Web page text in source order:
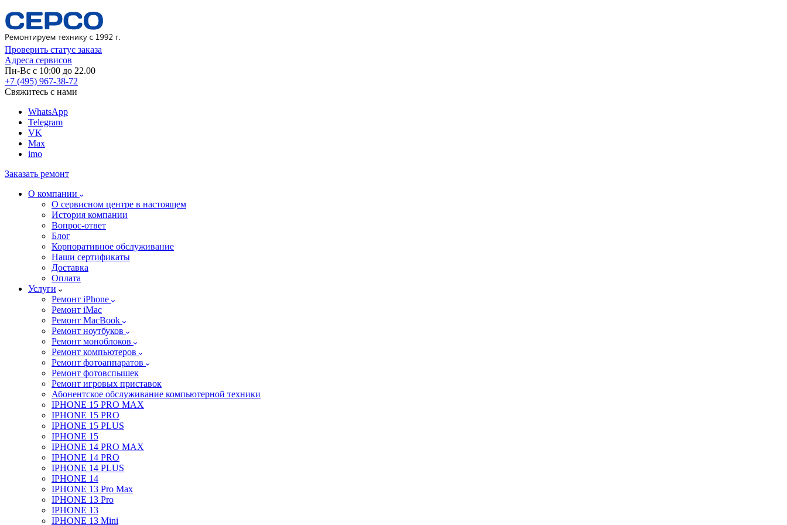
Проверить статус заказа
Адреса сервисов
Пн-Вс с 10:00 до 22.00
+7 (495) 967-38-72
Свяжитесь с нами
WhatsApp
Telegram
VK
Max
imo
Заказать ремонт
О компании
О сервисном центре в настоящем
История компании
Вопрос-ответ
Блог
Корпоративное обслуживание
Наши сертификаты
Доставка
Оплата
Услуги
Ремонт iPhone
Ремонт iMac
Ремонт MacBook
Ремонт ноутбуков
Ремонт моноблоков
Ремонт компьютеров
Ремонт фотоаппаратов
Ремонт фотовспышек
Ремонт игровых приставок
Абонентское обслуживание компьютерной техники
IPHONE 15 PRO MAX
IPHONE 15 PRO
IPHONE 15 PLUS
IPHONE 15
IPHONE 14 PRO MAX
IPHONE 14 PRO
IPHONE 14 PLUS
IPHONE 14
IPHONE 13 Pro Max
IPHONE 13 Pro
IPHONE 13
IPHONE 13 Mini